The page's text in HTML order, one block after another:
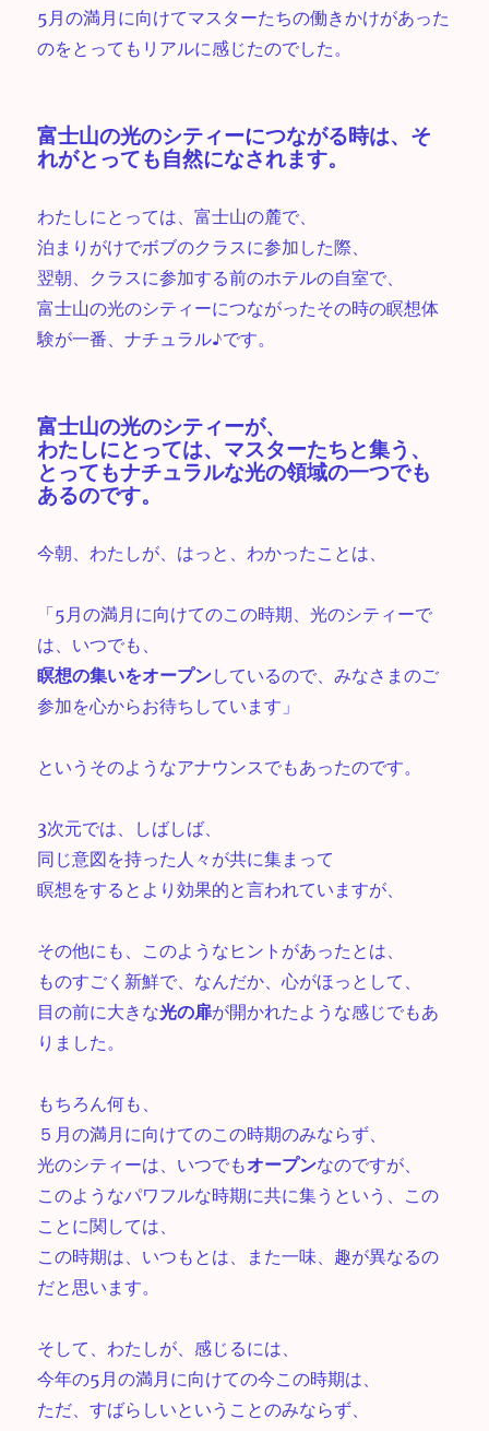
5月の満月に向けてマスターたちの働きかけがあった
のをとってもリアルに感じたのでした。
富士山の光のシティーにつながる時は、そ
れがとっても自然になされます。
わたしにとっては、富士山の麓で、
泊まりがけでボブのクラスに参加した際、
翌朝、クラスに参加する前のホテルの自室で、
富士山の光のシティーにつながったその時の瞑想体
験が一番、ナチュラル♪です。
富士山の光のシティーが、
わたしにとっては、マスターたちと集う、
とってもナチュラルな光の領域の一つでも
あるのです。
今朝、わたしが、はっと、わかったことは、
「5月の満月に向けてのこの時期、光のシティーで
は、いつでも、
瞑想の集いをオープンしているので、みなさまのご
参加を心からお待ちしています」
というそのようなアナウンスでもあったのです。
3次元では、しばしば、
同じ意図を持った人々が共に集まって
瞑想をするとより効果的と言われていますが、
その他にも、このようなヒントがあったとは、
ものすごく新鮮で、なんだか、心がほっとして、
目の前に大きな光の扉が開かれたような感じでもあ
りました。
もちろん何も、
５月の満月に向けてのこの時期のみならず、
光のシティーは、いつでもオープンなのですが、
このようなパワフルな時期に共に集うという、この
ことに関しては、
この時期は、いつもとは、また一味、趣が異なるの
だと思います。
そして、わたしが、感じるには、
今年の5月の満月に向けての今この時期は、
ただ、すばらしいということのみならず、